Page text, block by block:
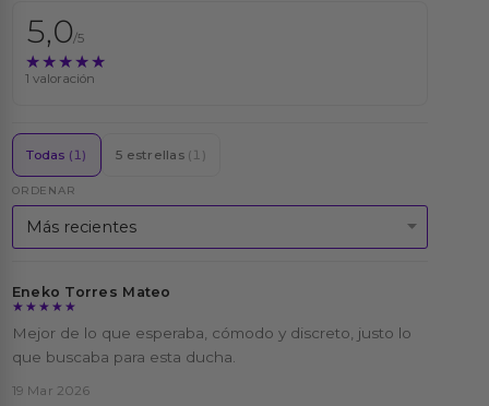
5,0/5
★★★★★
★★★★★
1 valoración
Todas (1) 5 estrellas (1)
ORDENAR
Eneko Torres Mateo
★★★★★
★★★★★
Mejor de lo que esperaba, cómodo y discreto, justo lo
que buscaba para esta ducha.
19 Mar 2026